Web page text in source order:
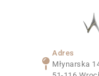
Adres
Młynarska